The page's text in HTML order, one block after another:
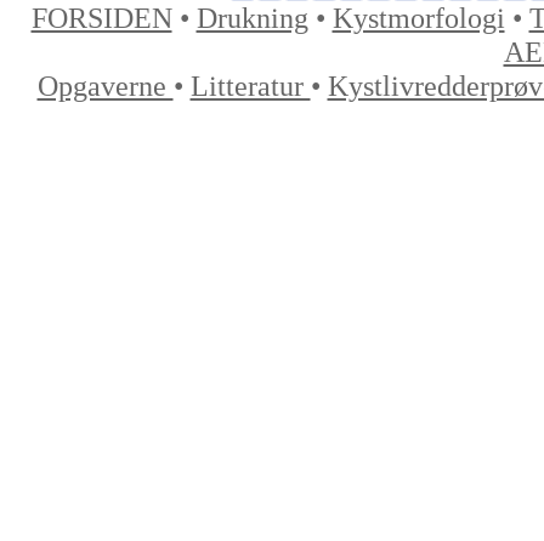
FORSIDEN• Drukning • Kystmorfologi •
Opgaverne • Litteratur •